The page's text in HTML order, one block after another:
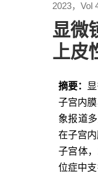
2023，Vol
显微
上皮
摘要：
子宫内
象报道
在子宫
子宫体
位症中